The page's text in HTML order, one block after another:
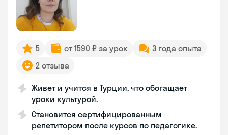
5 от 1590 ₽ за урок
3 года опыта
2 отзыва
Живет и учится в Турции, что обогащает
уроки культурой.
Становится сертифицированным
репетитором после курсов по педагогике.